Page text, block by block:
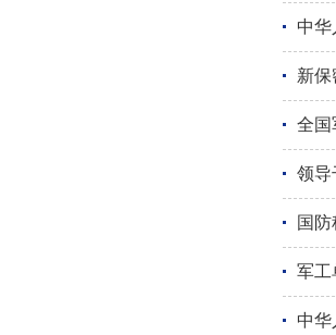
中
新保
全国
领导
国
军工
中